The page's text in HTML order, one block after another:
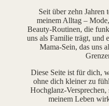
Seit über zehn Jahren
meinem Alltag –
Beauty-Routinen, die
uns als Familie trägt, und
Mama-Sein, das uns
Diese Seite ist für dich,
ohne dich kleiner zu
Hochglanz-
meinem Leben